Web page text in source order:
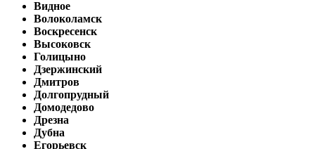
Видное
Волоколамск
Воскресенск
Высоковск
Голицыно
Дзержинский
Дмитров
Долгопрудный
Домодедово
Дрезна
Дубна
Егорьевск